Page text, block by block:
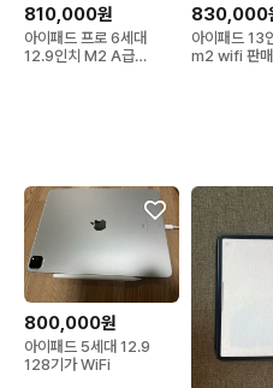
810,000원
아이패드 프로 6세대
12.9인치 M2 A급
830,000
아이패드 13
m2 wifi 판매합니다 (애
800,000원
아이패드 5세대 12.9
128기가 WiFi